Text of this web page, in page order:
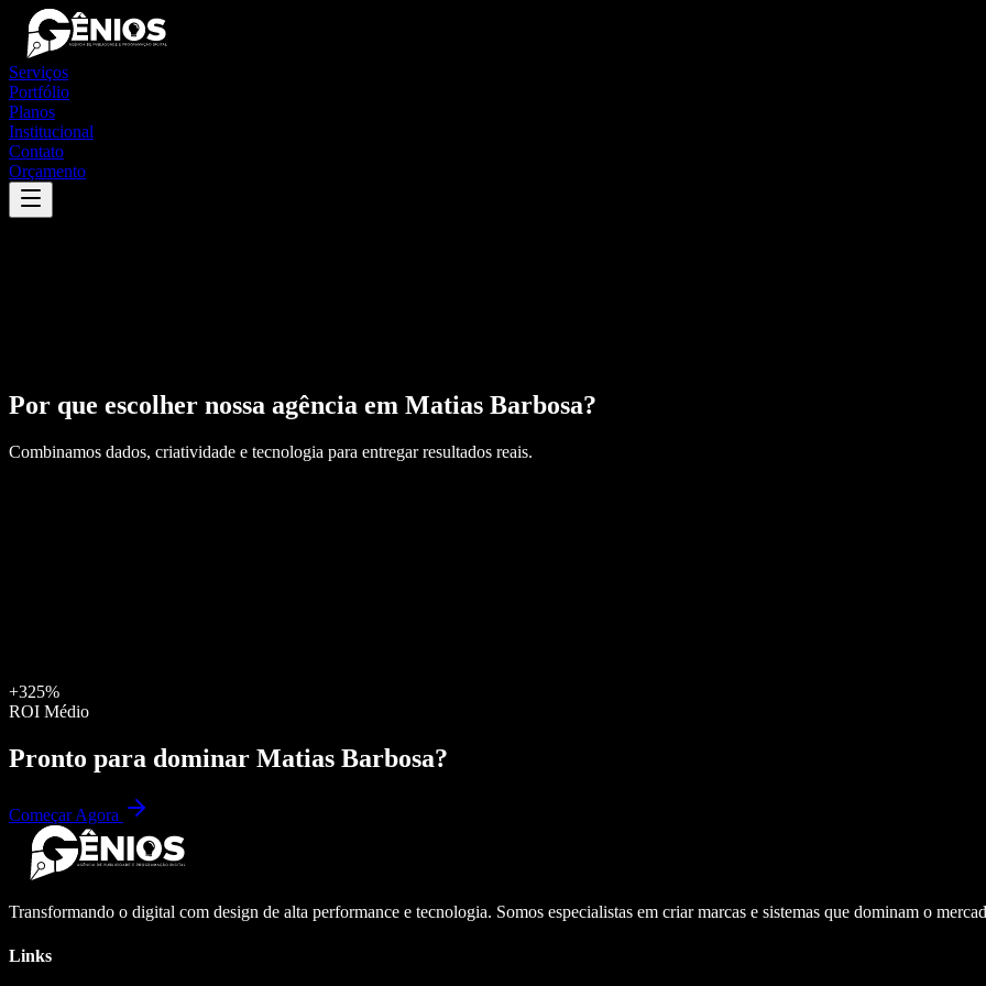
Serviços
Portfólio
Planos
Institucional
Contato
Orçamento
Por que escolher nossa agência em Matias Barbosa?
Combinamos dados, criatividade e tecnologia para entregar resultados reais.
+325%
ROI Médio
Pronto para dominar Matias Barbosa?
Começar Agora
Transformando o digital com design de alta performance e tecnologia. Somos especialistas em criar marcas e sistemas que dominam o
Links